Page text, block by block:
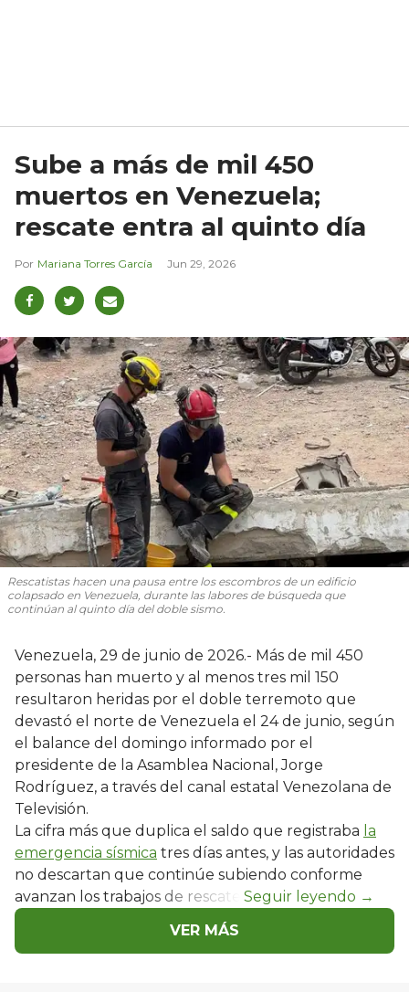
Sube a más de mil 450
muertos en Venezuela;
rescate entra al quinto día
Mariana Torres García Jun 29, 2026
Rescatistas hacen una pausa entre los escombros de un edificio
colapsado en Venezuela, durante las labores de búsqueda que
continúan al quinto día del doble sismo.
Venezuela, 29 de junio de 2026.- Más de mil 450
personas han muerto y al menos tres mil 150
resultaron heridas por el doble terremoto que
devastó el norte de Venezuela el 24 de junio, según
el balance del domingo informado por el
presidente de la Asamblea Nacional, Jorge
Rodríguez, a través del canal estatal Venezolana de
Televisión.
La cifra más que duplica el saldo que registraba la
emergencia sísmica tres días antes, y las autoridades
no descartan que continúe subiendo conforme
avanzan los trabajos de rescate.
VER MÁS